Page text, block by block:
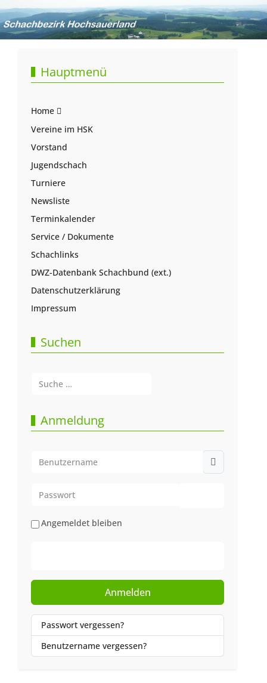
Hauptmenü
Home
Vereine im HSK
Vorstand
Jugendschach
Turniere
Newsliste
Terminkalender
Service / Dokumente
Schachlinks
DWZ-Datenbank Schachbund (ext.)
Datenschutzerklärung
Impressum
Suchen
Anmeldung
Angemeldet bleiben
Anmelden
Passwort vergessen?
Benutzername vergessen?